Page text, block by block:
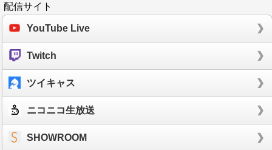
配信サイト
YouTube Live
Twitch
ツイキャス
ニコニコ生放送
SHOWROOM